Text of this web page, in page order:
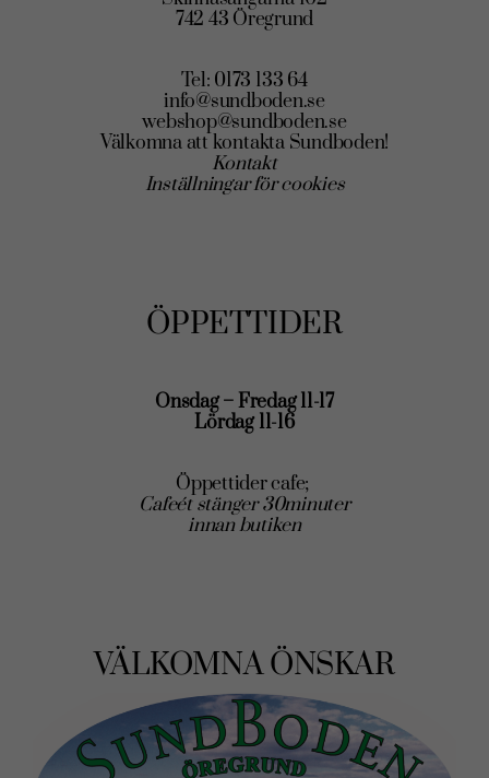
742 43 Öregrund
Tel: 0173 133 64
info@sundboden.se
webshop@sundboden.se
Välkomna att kontakta Sundboden!
Kontakt
Inställningar för cookies
ÖPPETTIDER
Onsdag – Fredag 11-17
Lördag 11-16
Öppettider cafe;
Cafeét stänger 30minuter
innan butiken
VÄLKOMNA ÖNSKAR